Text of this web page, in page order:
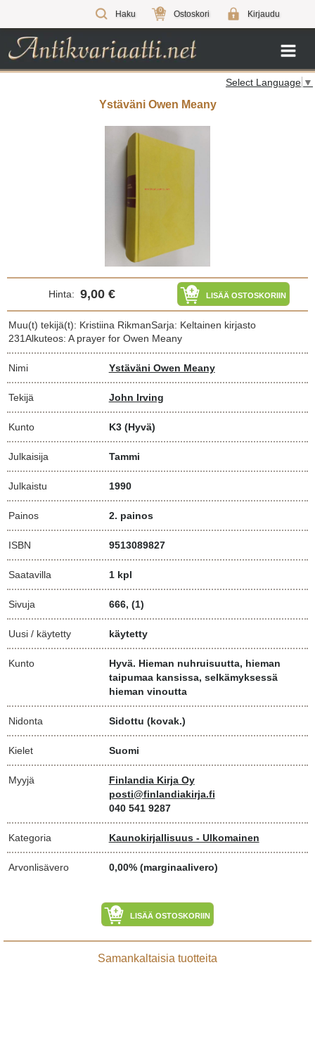
Haku 0 Ostoskori Kirjaudu
Select Language ▼
Ystäväni Owen Meany
Hinta: 9,00 € LISÄÄ OSTOSKORIIN
Muu(t) tekijä(t): Kristiina RikmanSarja: Keltainen kirjasto
231Alkuteos: A prayer for Owen Meany
Nimi Ystäväni Owen Meany
Tekijä John Irving
Kunto K3 (Hyvä)
Julkaisija Tammi
Julkaistu 1990
Painos 2. painos
ISBN 9513089827
Saatavilla 1 kpl
Sivuja 666, (1)
Uusi / käytetty käytetty
Kunto
Hyvä. Hieman nuhruisuutta, hieman
taipumaa kansissa, selkämyksessä
hieman vinoutta
Nidonta Sidottu (kovak.)
Kielet Suomi
Myyjä
Finlandia Kirja Oy
posti@finlandiakirja.fi
040 541 9287
Kategoria Kaunokirjallisuus - Ulkomainen
Arvonlisävero 0,00% (marginaalivero)
LISÄÄ OSTOSKORIIN
Samankaltaisia tuotteita